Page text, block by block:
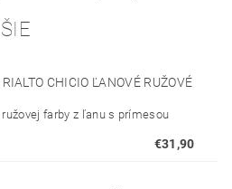
CHICIO ĽANOVÉ RUŽOVÉ
farby z ľanu s prímesou
€31,90